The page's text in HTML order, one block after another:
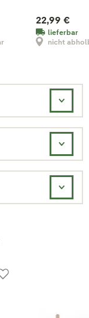
22,99 €
lieferbar
nicht